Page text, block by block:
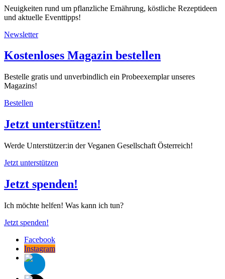
Neuigkeiten rund um pflanzliche Ernährung, köstliche Rezeptideen
und aktuelle Eventtipps!
Newsletter
Kostenloses Magazin bestellen
Bestelle gratis und unverbindlich ein Probeexemplar unseres
Magazins!
Bestellen
Jetzt unterstützen!
Werde Unterstützer:in der Veganen Gesellschaft Österreich!
Jetzt unterstützen
Jetzt spenden!
Ich möchte helfen! Was kann ich tun?
Jetzt spenden!
Facebook
Instagram